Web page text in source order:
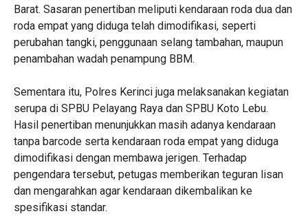
Barat. Sasaran penertiban meliputi kendaraan roda dua dan
roda empat yang diduga telah dimodifikasi, seperti
perubahan tangki, penggunaan selang tambahan, maupun
penambahan wadah penampung BBM.
Sementara itu, Polres Kerinci juga melaksanakan kegiatan
serupa di SPBU Pelayang Raya dan SPBU Koto Lebu.
Hasil penertiban menunjukkan masih adanya kendaraan
tanpa barcode serta kendaraan roda empat yang diduga
dimodifikasi dengan membawa jerigen. Terhadap
pengendara tersebut, petugas memberikan teguran lisan
dan mengarahkan agar kendaraan dikembalikan ke
spesifikasi standar.